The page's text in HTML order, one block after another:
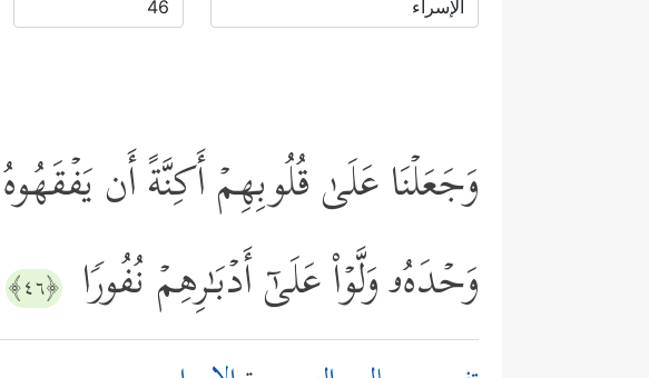
وَجَعَلۡنَا عَلَىٰ قُلُوبِهِمۡ أَكِنَّةً أَن
وَحۡدَهُۥ وَلَّوۡاْ عَلَىٰۤ أَدۡبَـٰرِهِمۡ نُفُورࣰا ﴿٤٦﴾